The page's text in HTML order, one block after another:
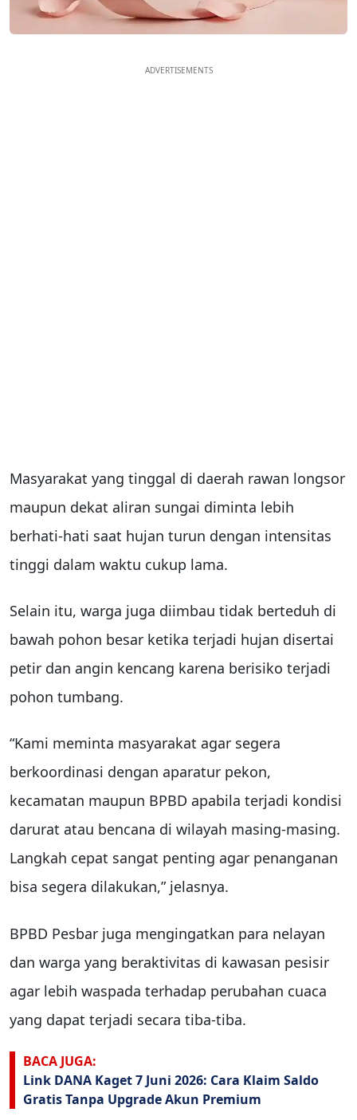
ADVERTISEMENTS
Masyarakat yang tinggal di daerah rawan longsor
maupun dekat aliran sungai diminta lebih
berhati-hati saat hujan turun dengan intensitas
tinggi dalam waktu cukup lama.
Selain itu, warga juga diimbau tidak berteduh di
bawah pohon besar ketika terjadi hujan disertai
petir dan angin kencang karena berisiko terjadi
pohon tumbang.
“Kami meminta masyarakat agar segera
berkoordinasi dengan aparatur pekon,
kecamatan maupun BPBD apabila terjadi kondisi
darurat atau bencana di wilayah masing-masing.
Langkah cepat sangat penting agar penanganan
bisa segera dilakukan,” jelasnya.
BPBD Pesbar juga mengingatkan para nelayan
dan warga yang beraktivitas di kawasan pesisir
agar lebih waspada terhadap perubahan cuaca
yang dapat terjadi secara tiba-tiba.
BACA JUGA:
Link DANA Kaget 7 Juni 2026: Cara Klaim Saldo
Gratis Tanpa Upgrade Akun Premium